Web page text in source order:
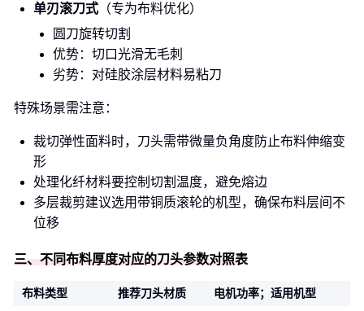
单刃滚刀式 （专为布料优化）
圆刀旋转切割
优势：切口光滑无毛刺
劣势：对硅胶涂层材料易粘刀
特殊场景需注意：
裁切弹性面料时，刀头需带微量负角度防止布料伸缩变
形
处理化纤材料要控制切割温度，避免熔边
多层裁剪建议选用带铜质滚轮的机型，确保布料层间不
位移
三、不同布料厚度对应的刀头参数对照表
布料类型 推荐刀头材质
电机功率；适用机型